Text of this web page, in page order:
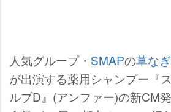
人気グループ・ SMAPの草な
が出演する薬用シャンプー『
ルプD』(アンファー)の新CM